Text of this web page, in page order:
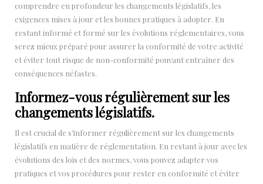
comprendre en profondeur les changements législatifs, les
exigences mises à jour et les bonnes pratiques à adopter. En
restant informé et formé sur les évolutions réglementaires, vous
serez mieux préparé pour assurer la conformité de votre activité
et éviter tout risque de non-conformité pouvant entraîner des
conséquences néfastes.
Informez-vous régulièrement sur les
changements législatifs.
Il est crucial de s’informer régulièrement sur les changements
législatifs en matière de réglementation. En restant à jour avec les
évolutions des lois et des normes, vous pouvez adapter vos
pratiques et vos procédures pour rester en conformité et éviter